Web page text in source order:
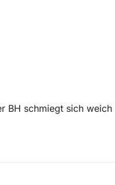
schmiegt sich